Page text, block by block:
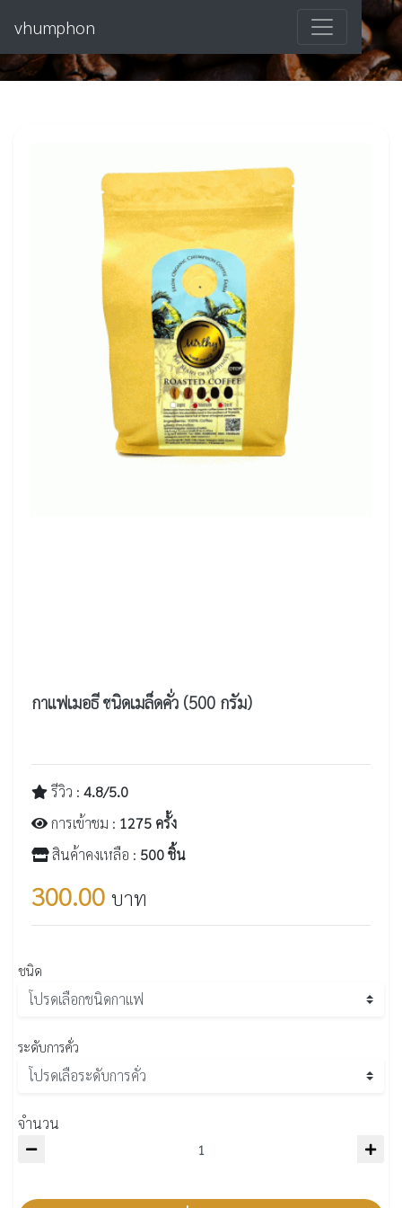
vhumphon
กาแฟเมอธี ชนิดเมล็ดคั่ว (500 กรัม)
รีวิว : 4.8/5.0
การเข้าชม : 1275 ครั้ง
สินค้าคงเหลือ : 500 ชิ้น
300.00 บาท
ชนิด
ระดับการคั่ว
จำนวน